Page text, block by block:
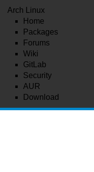
Arch Linux
Home
Packages
Forums
Wiki
GitLab
Security
AUR
Download